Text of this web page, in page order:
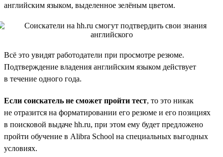
английским языком, выделенное зелёным цветом.
Всё это увидят работодатели при просмотре резюме.
Подтверждение владения английским языком действует
в течение одного года.
Если соискатель не сможет пройти тест, то это никак
не отразится на форматировании его резюме и его позициях
в поисковой выдаче hh.ru, при этом ему будет предложено
пройти обучение в Alibra School на специальных выгодных
условиях.